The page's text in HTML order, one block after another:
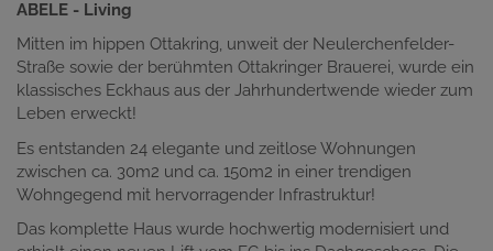
ABELE - Living
Mitten im hippen Ottakring, unweit der Neulerchenfelder-
Straße sowie der berühmten Ottakringer Brauerei, wurde ein
klassisches Eckhaus aus der Jahrhundertwende wieder zum
Leben erweckt!
Es entstanden 24 elegante und zeitlose Wohnungen
zwischen ca. 30m2 und ca. 150m2 in einer trendigen
Wohngegend mit hervorragender Infrastruktur!
Das komplette Haus wurde hochwertig modernisiert und